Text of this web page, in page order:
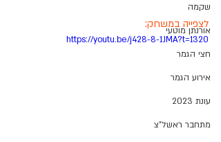
שקמה
אורנתן מוטעי
חצי הגמר
אירוע הגמר
עונת 2023
מתחבר ראשל"צ
לצפייה במשחק:
https://youtu.be/j428-8-1JMA?t=1320